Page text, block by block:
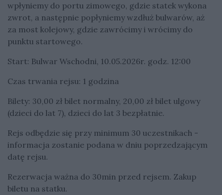
wpłyniemy do portu zimowego, gdzie statek wykona
zwrot, a następnie popłyniemy wzdłuż bulwarów, aż
za most kolejowy, gdzie zawrócimy i wrócimy do
punktu startowego.
Start: Bulwar Wschodni, 10.05.2026r. godz. 12:00
Czas trwania rejsu: 1 godzina
Bilety: 30,00 zł bilet normalny, 20,00 zł bilet ulgowy
(dzieci do lat 7), dzieci do lat 3 bezpłatnie.
Rejs odbędzie się przy minimum 30 uczestnikach -
informacja zostanie podana w dniu poprzedzającym
datę rejsu.
Rezerwacja ważna do 30min przed rejsem. Zakup
biletu na statku.